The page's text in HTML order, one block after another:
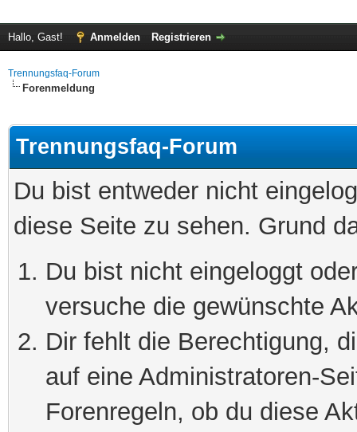
Hallo, Gast! Anmelden Registrieren
Trennungsfaq-Forum
Forenmeldung
Trennungsfaq-Forum
Du bist entweder nicht
diese Seite zu sehen. Grund
Du bist nicht eingeloggt
versuche die gewünschte
Dir fehlt die Berechtigung,
auf eine Administratoren-
Forenregeln, ob du diese